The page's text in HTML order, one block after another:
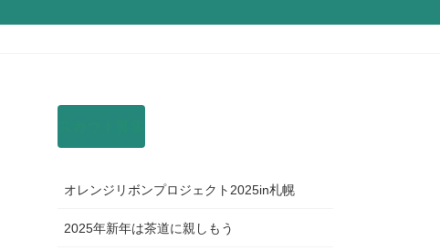
オレンジリボンプロジェクト2025in札幌
2025年新年は茶道に親しもう